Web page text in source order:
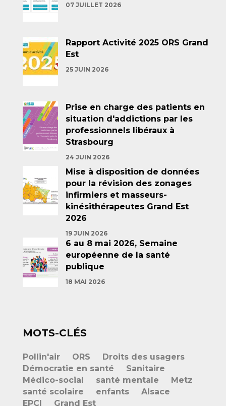
07 JUILLET 2026
Rapport Activité 2025 ORS Grand
Est
25 JUIN 2026
Prise en charge des patients en
situation d'addictions par les
professionnels libéraux à
Strasbourg
24 JUIN 2026
Mise à disposition de données
pour la révision des zonages
infirmiers et masseurs-
kinésithérapeutes Grand Est
2026
19 JUIN 2026
6 au 8 mai 2026, Semaine
européenne de la santé
publique
18 MAI 2026
MOTS-CLÉS
Pollin'air ORS
Droits des usagers
Démocratie en santé
Sanitaire
Médico-social
santé mentale
Metz
santé scolaire
enfants
Alsace
EPCI
Grand Est